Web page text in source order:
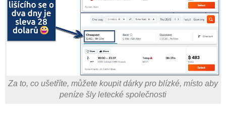
Za to, co ušetříte, můžete koupit dárky pro blízké, místo aby
peníze šly letecké společnosti